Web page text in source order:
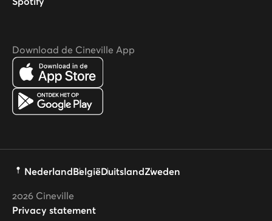
Download de Cineville App
NederlandBelgiëDuitslandZweden
2026 Cineville
Privacy statement